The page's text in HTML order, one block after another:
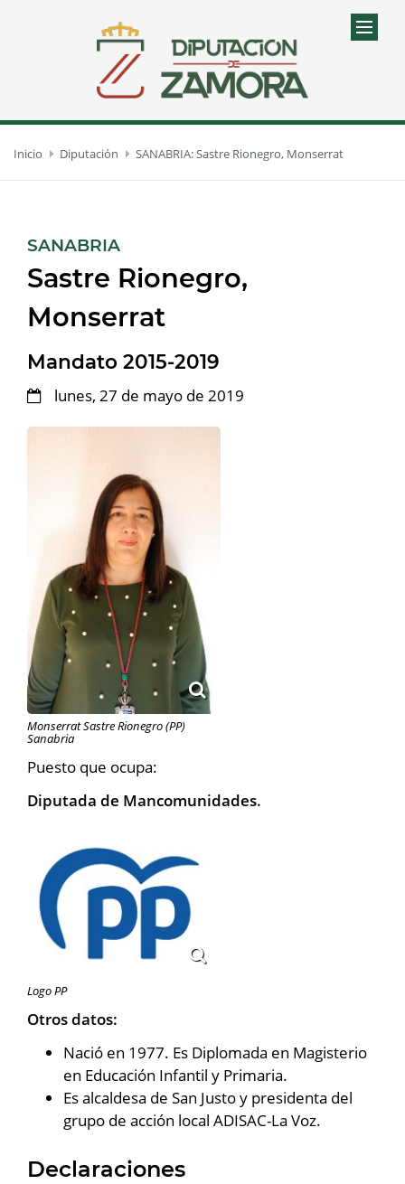
Inicio Diputación SANABRIA: Sastre Rionegro, Monserrat
SANABRIA:
Sastre Rionegro,
Monserrat
Mandato 2015-2019
lunes, 27 de mayo de 2019
Monserrat Sastre Rionegro (PP)
Sanabria
Puesto que ocupa:
Diputada de Mancomunidades.
Logo PP
Otros datos:
Nació en 1977. Es Diplomada en Magisterio
en Educación Infantil y Primaria.
Es alcaldesa de San Justo y presidenta del
grupo de acción local ADISAC-La Voz.
Declaraciones